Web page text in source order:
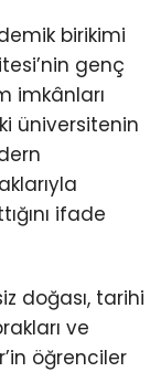
birikimi
genç
imkânları
üniversitenin
ifade
doğası, tarihi
ve
öğrenciler